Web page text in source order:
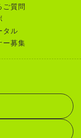
ご質問
タル
ー募集